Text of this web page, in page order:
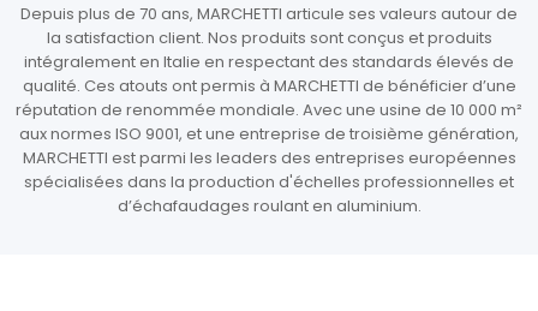
Depuis plus de 70 ans, MARCHETTI articule ses valeurs autour de
la satisfaction client. Nos produits sont conçus et produits
intégralement en Italie en respectant des standards élevés de
qualité. Ces atouts ont permis à MARCHETTI de bénéficier d’une
réputation de renommée mondiale. Avec une usine de 10 000 m²
aux normes ISO 9001, et une entreprise de troisième génération,
MARCHETTI est parmi les leaders des entreprises européennes
spécialisées dans la production d'échelles professionnelles et
d’échafaudages roulant en aluminium.